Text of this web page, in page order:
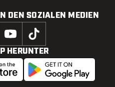
DEN SOZIALEN MEDIEN
HERUNTER